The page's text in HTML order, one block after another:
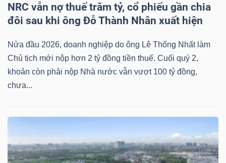
NRC vẫn nợ thuế trăm tỷ, cổ phiếu gần chia
đôi sau khi ông Đỗ Thành Nhân xuất hiện
Nửa đầu 2026, doanh nghiệp do ông Lê Thống Nhất làm
Chủ tịch mới nộp hơn 2 tỷ đồng tiền thuế. Cuối quý 2,
khoản còn phải nộp Nhà nước vẫn vượt 100 tỷ đồng,
chưa...
tài
chính